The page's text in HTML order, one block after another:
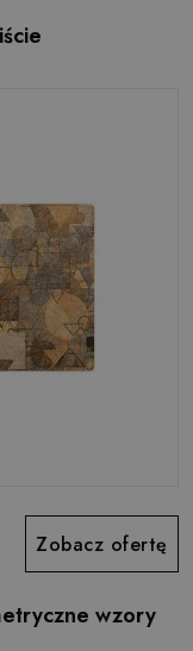
Zobacz ofertę
wzory